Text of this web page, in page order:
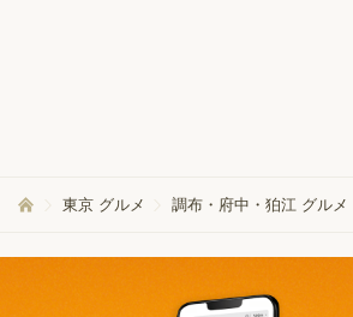
東京 グルメ 調布・府中・狛江 グルメ